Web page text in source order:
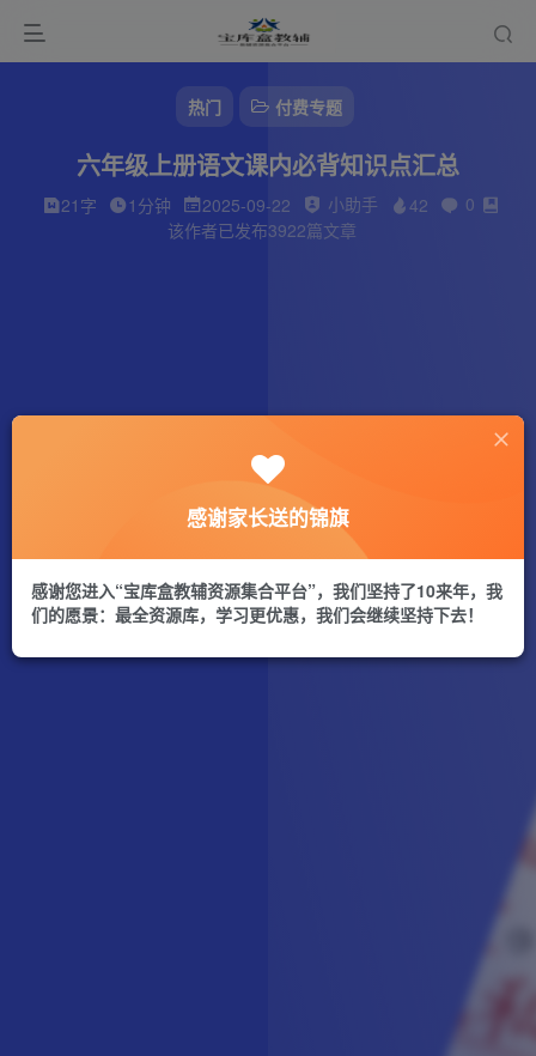
热门 付费专题
六年级上册语文课内必背知识点汇总
21字 1分钟 2025-09-22 小助手 42
0
该作者已发布3922篇文章
感谢家长送的锦旗
感谢您进入“宝库盒教辅资源集合平台”，我们坚持了10来年，我
们的愿景：最全资源库，学习更优惠，我们会继续坚持下去！